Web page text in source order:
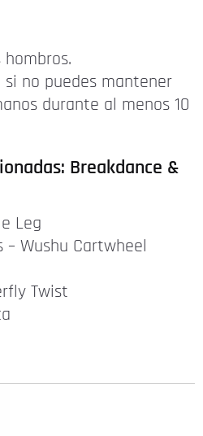
no puedes mantener
durante al menos 10
Breakdance &
Leg
– Wushu Cartwheel
Twist